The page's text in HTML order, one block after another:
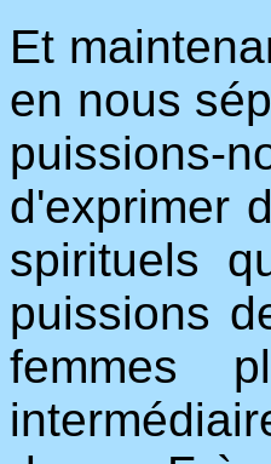
Et
en nous
puissions-
d'exprimer
spirituels
puissions
femmes